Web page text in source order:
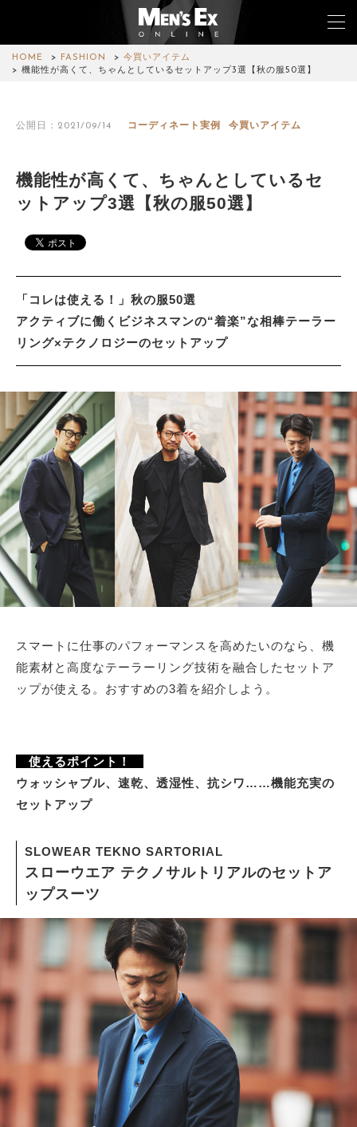
HOME FASHION
今買いアイテム
機能性が高くて、ちゃんとしているセットアップ3選【秋の服50選】
公開日：2021/09/14 コーディネート実例 今買いアイテム
機能性が高くて、ちゃんとしているセ
ットアップ3選【秋の服50選】
「コレは使える！」秋の服50選
アクティブに働くビジネスマンの“着楽”な相棒テーラー
リング×テクノロジーのセットアップ
スマートに仕事のパフォーマンスを高めたいのなら、機
能素材と高度なテーラーリング技術を融合したセットア
ップが使える。おすすめの3着を紹介しよう。
使えるポイント！
ウォッシャブル、速乾、透湿性、抗シワ……機能充実の
セットアップ
SLOWEAR TEKNO SARTORIAL
スローウエア テクノサルトリアルのセットア
ップスーツ
WATCH
CAR&BIKE
LIFESTYLE
MAGAZINE
サイトマップ